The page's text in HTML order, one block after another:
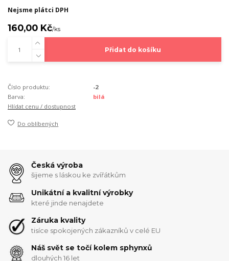
Nejsme plátci DPH
160,00 Kč/ks
Přidat do košíku
Číslo produktu:
-2
Barva:
bilá
Hlídat cenu / dostupnost
Do oblíbených
Česká výroba
šijeme s láskou ke zvířátkům
Unikátní a kvalitní výrobky
které jinde nenajdete
Záruka kvality
tisíce spokojených zákazníků v celé EU
Náš svět se točí kolem sphynxů
dlouhých 16 let